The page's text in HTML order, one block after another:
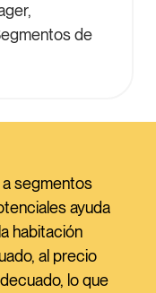
de
segmentos
ayuda
habitación
al precio
lo que